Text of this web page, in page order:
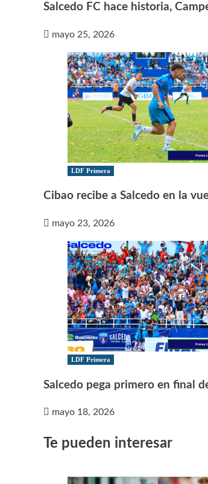
Salcedo FC hace historia,
mayo 25, 2026
LDF Primera
Cibao recibe a Salcedo en la
mayo 23, 2026
LDF Primera
Salcedo pega primero en final
mayo 18, 2026
Te pueden interesar